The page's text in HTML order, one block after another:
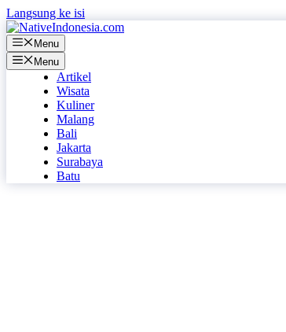
Langsung ke isi
Menu
Menu
Artikel
Wisata
Kuliner
Malang
Bali
Jakarta
Surabaya
Batu